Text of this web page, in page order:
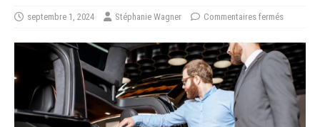
septembre 1, 2024 Stéphanie Wagner Commentaires fermés